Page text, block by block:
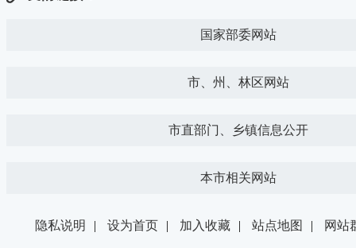
国家部委网站
市、州、林区网站
市直部门、乡镇信息公开
本市相关网站
隐私说明 | 设为首页 | 加入收藏 | 站点地图 | 网站